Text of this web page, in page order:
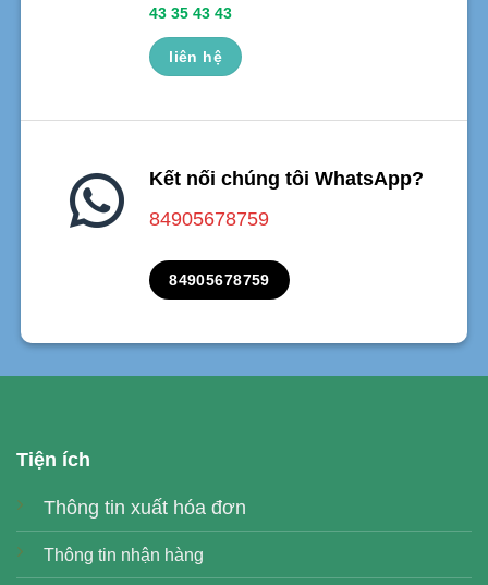
43 35 43 43
liên hệ
Kết nối chúng tôi WhatsApp?
84905678759
84905678759
Tiện ích
Thông tin xuất hóa đơn
Thông tin nhận hàng